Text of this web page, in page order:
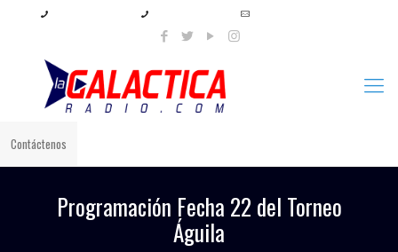
Contáctenos
Programación Fecha 22 del Torneo
Águila